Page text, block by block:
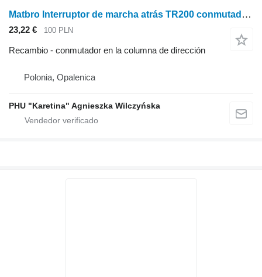
Matbro Interruptor de marcha atrás TR200 conmutador en la columna de dirección para Matbro TR200 cargadora agrícola
23,22 € 100 PLN
Recambio - conmutador en la columna de dirección
Polonia, Opalenica
PHU "Karetina" Agnieszka Wilczyńska